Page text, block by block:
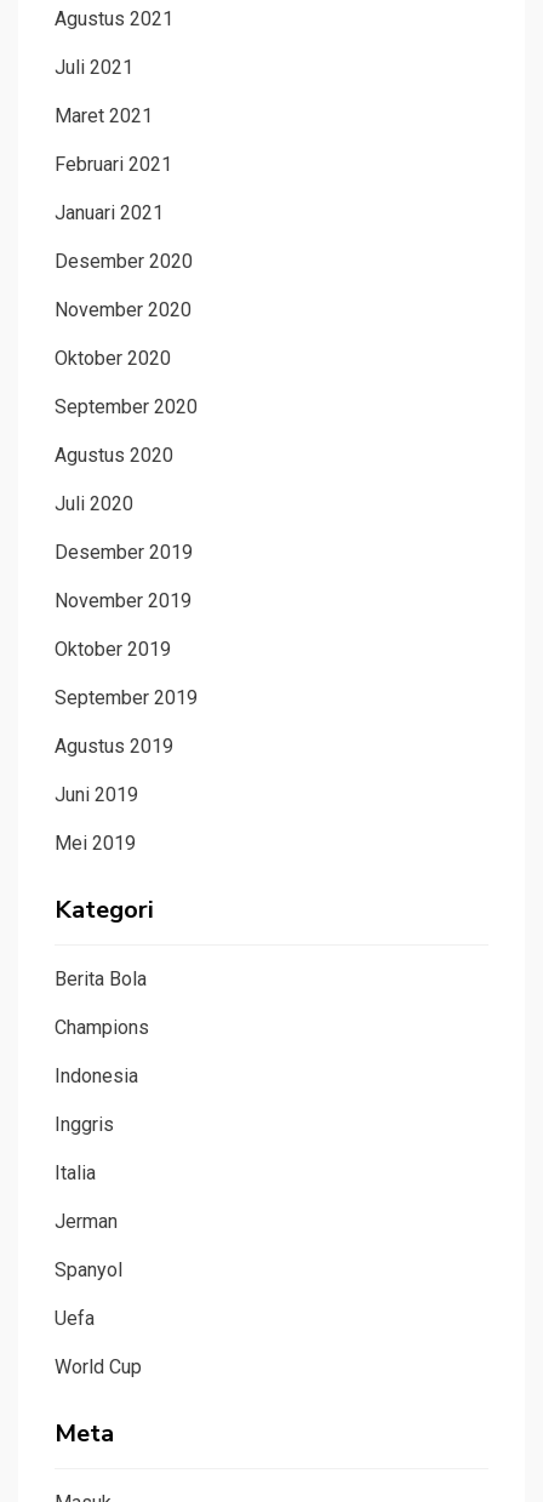
Agustus 2021
Juli 2021
Maret 2021
Februari 2021
Januari 2021
Desember 2020
November 2020
Oktober 2020
September 2020
Agustus 2020
Juli 2020
Desember 2019
November 2019
Oktober 2019
September 2019
Agustus 2019
Juni 2019
Mei 2019
Kategori
Berita Bola
Champions
Indonesia
Inggris
Italia
Jerman
Spanyol
Uefa
World Cup
Meta